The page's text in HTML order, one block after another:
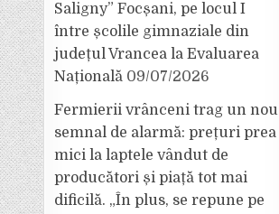
Saligny” Focșani, pe locul I
între școlile gimnaziale din
județul Vrancea la Evaluarea
Națională 09/07/2026
Fermierii vrânceni trag un nou
semnal de alarmă: prețuri prea
mici la laptele vândut de
producători și piață tot mai
dificilă. „În plus, se repune pe